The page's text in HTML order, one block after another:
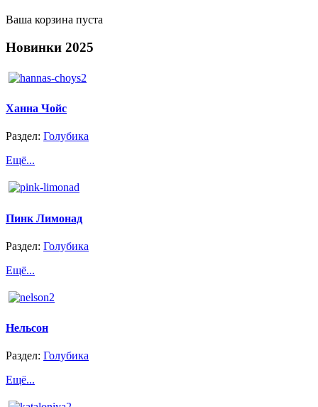
Ваша корзина пуста
Новинки 2025
Ханна Чойс
Раздел: Голубика
Ещё...
Пинк Лимонад
Раздел: Голубика
Ещё...
Нельсон
Раздел: Голубика
Ещё...